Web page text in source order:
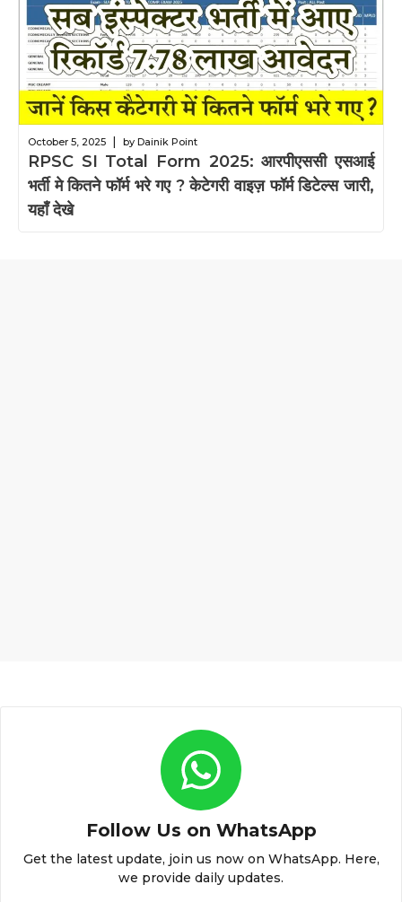
October 5, 2025 by Dainik Point
RPSC SI Total Form 2025: आरपीएससी एसआई
भर्ती मे कितने फॉर्म भरे गए ? केटेगरी वाइज़ फॉर्म डिटेल्स जारी,
यहाँ देखे
Follow Us on WhatsApp
Get the latest update, join us now on WhatsApp. Here,
we provide daily updates.